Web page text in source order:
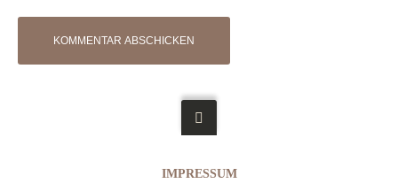
IMPRESSUM